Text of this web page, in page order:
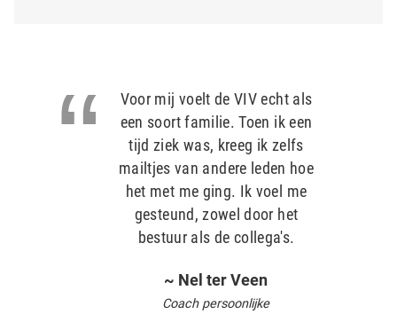
Voor mij voelt de VIV echt als
een soort familie. Toen ik een
tijd ziek was, kreeg ik zelfs
mailtjes van andere leden hoe
het met me ging. Ik voel me
gesteund, zowel door het
bestuur als de collega's.
~ Nel ter Veen
Coach persoonlijke